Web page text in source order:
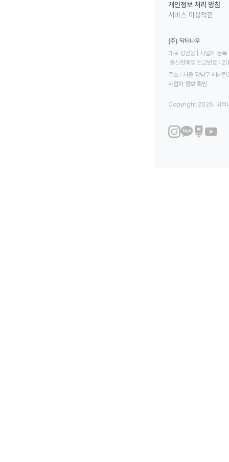
개인정보 처리 방침
서비스 이용약관
(주) 닥터나우
대표 정진웅 | 사업자
통신판매업 신고번호
주소 : 서울 강남구 테헤
사업자 정보 확인
Copyright 2026. 닥터